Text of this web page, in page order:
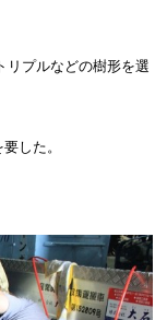
リプルなどの樹形を選
した。